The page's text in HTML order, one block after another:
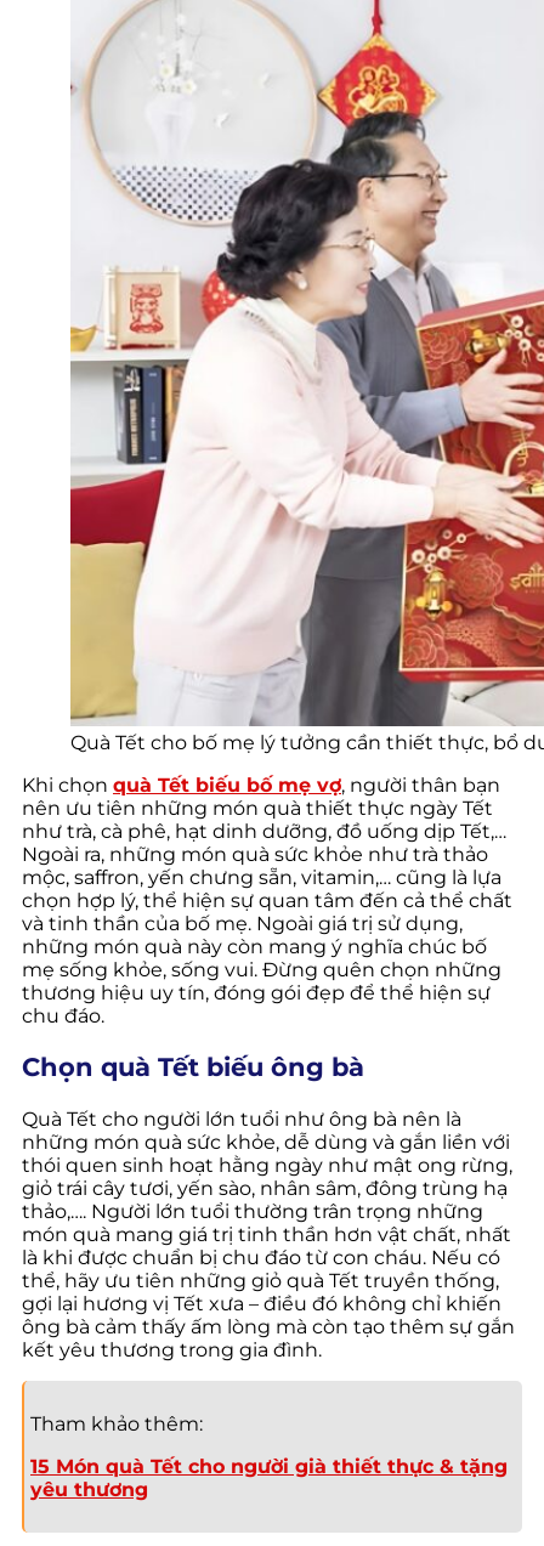
Quà Tết cho bố mẹ lý tưởng cần thiết thực, bổ
Khi chọn quà Tết biếu bố mẹ vợ, người thân bạn
nên ưu tiên những món quà thiết thực ngày Tết
như trà, cà phê, hạt dinh dưỡng, đồ uống dịp Tết,…
Ngoài ra, những món quà sức khỏe như trà thảo
mộc, saffron, yến chưng sẵn, vitamin,… cũng là lựa
chọn hợp lý, thể hiện sự quan tâm đến cả thể chất
và tinh thần của bố mẹ. Ngoài giá trị sử dụng,
những món quà này còn mang ý nghĩa chúc bố
mẹ sống khỏe, sống vui. Đừng quên chọn những
thương hiệu uy tín, đóng gói đẹp để thể hiện sự
chu đáo.
Chọn quà Tết biếu ông bà
Quà Tết cho người lớn tuổi như ông bà nên là
những món quà sức khỏe, dễ dùng và gắn liền với
thói quen sinh hoạt hằng ngày như mật ong rừng,
giỏ trái cây tươi, yến sào, nhân sâm, đông trùng hạ
thảo,…. Người lớn tuổi thường trân trọng những
món quà mang giá trị tinh thần hơn vật chất, nhất
là khi được chuẩn bị chu đáo từ con cháu. Nếu có
thể, hãy ưu tiên những giỏ quà Tết truyền thống,
gợi lại hương vị Tết xưa – điều đó không chỉ khiến
ông bà cảm thấy ấm lòng mà còn tạo thêm sự gắn
kết yêu thương trong gia đình.
Tham khảo thêm:
15 Món quà Tết cho người già thiết thực & tặng
yêu thương